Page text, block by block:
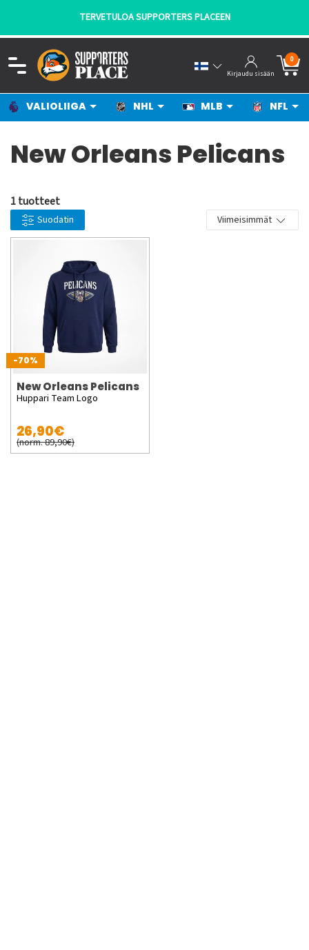
TERVETULOA SUPPORTERS PLACEEN
Kirjaudu sisään
0
VALIOLIIGA NHL MLB NFL
New Orleans Pelicans
1 tuotteet
Suodatin Viimeisimmät
-70%
New Orleans Pelicans
Huppari Team Logo
26,90€
(norm. 89,90€)